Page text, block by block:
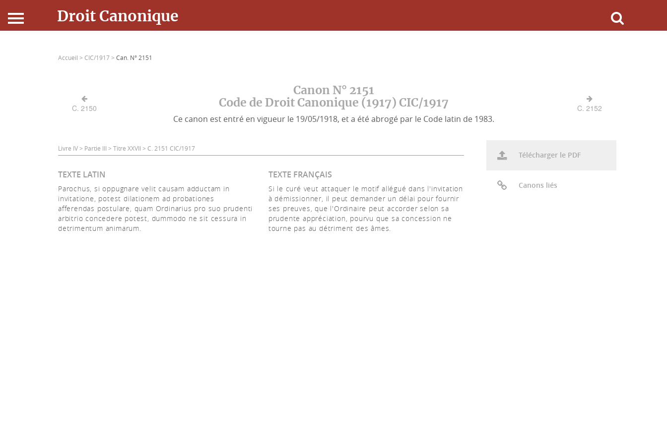
Droit Canonique
Connexion
Accueil > CIC/1917 > Can. N° 2151
C. 2150
Canon N° 2151
Code de Droit Canonique (1917) CIC/1917
Ce canon est entré en vigueur le 19/05/1918, et a été abrogé par le Code latin de 1983.
C. 2152
Livre IV > Partie III > Titre XXVII > C. 2151 CIC/1917
TEXTE LATIN
Parochus, si oppugnare velit causam adductam in
invitatione, potest dilationem ad probationes
afferendas postulare, quam Ordinarius pro suo prudenti
arbitrio concedere potest, dummodo ne sit cessura in
detrimentum animarum.
TEXTE FRANÇAIS
Si le curé veut attaquer le motif allégué dans l'invitation
à démissionner, il peut demander un délai pour fournir
ses preuves, que l'Ordinaire peut accorder selon sa
prudente appréciation, pourvu que sa concession ne
tourne pas au détriment des âmes.
Télécharger le PDF
Canons liés